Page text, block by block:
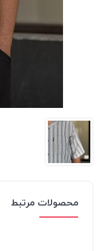
محصولات مرتبط